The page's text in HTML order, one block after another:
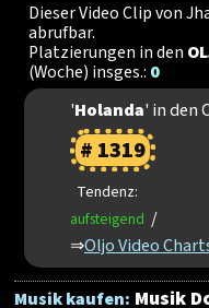
Dieser Video Clip von
abrufbar.
Platzierungen in den
(Woche) insges.: 0
'Holanda' in den
# 1319
Tendenz:
aufsteigend /
⇒Oljo Video
Musik kaufen: Musik